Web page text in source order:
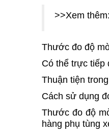
>>Xem thêm:
Thước đo độ
Có thể trực tiếp
Thuận tiện
Cách sử dụng
Thước đo độ
hàng phụ tùng